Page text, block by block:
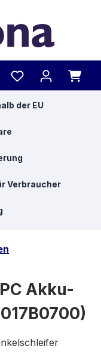
der EU
Verbraucher
Akku-